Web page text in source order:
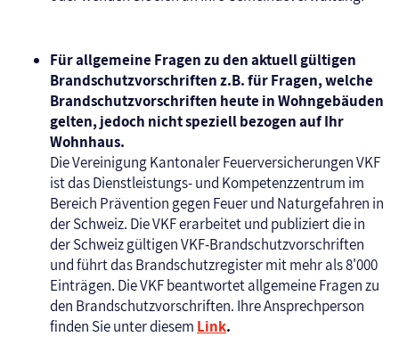
Für allgemeine Fragen zu den aktuell gültigen
Brandschutzvorschriften z.B. für Fragen, welche
Brandschutzvorschriften heute in Wohngebäuden
gelten, jedoch nicht speziell bezogen auf Ihr
Wohnhaus.
Die Vereinigung Kantonaler Feuerversicherungen VKF
ist das Dienstleistungs- und Kompetenzzentrum im
Bereich Prävention gegen Feuer und Naturgefahren in
der Schweiz. Die VKF erarbeitet und publiziert die in
der Schweiz gültigen VKF-Brandschutzvorschriften
und führt das Brandschutzregister mit mehr als 8'000
Einträgen. Die VKF beantwortet allgemeine Fragen zu
den Brandschutzvorschriften. Ihre Ansprechperson
finden Sie unter diesem Link.